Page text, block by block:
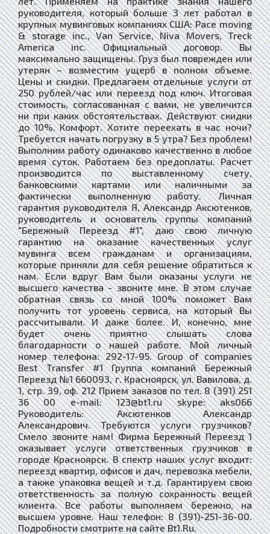
руководителя, который больше 3 лет работал в
крупных мувинговых компаниях США: Pace moving
& storage inc., Van Service, Niva Movers, Treck
America inc. Официальный договор. Вы
максимально защищены. Груз был поврежден или
утерян – возместим ущерб в полном объеме.
Цены и скидки. Предлагаем отдельные услуги от
250 рублей/час или переезд под ключ. Итоговая
стоимость, согласованная с вами, не увеличится
ни при каких обстоятельствах. Действуют скидки
до 10%. Комфорт. Хотите переехать в час ночи?
Требуется начать погрузку в 5 утра? Без проблем!
Выполним работу одинаково качественно в любое
время суток. Работаем без предоплаты. Расчет
производится по выставленному счету,
банковскими картами или наличными за
фактически выполненную работу. Личная
гарантия руководителя Я, Александр Аксютенков,
руководитель и основатель группы компаний
"Бережный Переезд #1", даю свою личную
гарантию на оказание качественных услуг
мувинга всем гражданам и организациям,
которые приняли для себя решение обратиться к
нам. Если вдруг Вам были оказаны услуги не
высшего качества - звоните мне. В этом случае
обратная связь со мной 100% поможет Вам
получить тот уровень сервиса, на который Вы
рассчитывали. И даже более. И, конечно, мне
будет очень приятно слышать слова
благодарности о нашей работе. Мой личный
номер телефона: 292-17-95. Group of companies
Best Transfer #1 Группа компаний Бережный
Переезд №1 660093, г. Красноярск, ул. Вавилова, д.
1, стр. 39, оф. 212 Прием заказов по тел. 8 (391) 251
36 00 e-mail: 123@bt1.ru skype: aks066
Руководитель: Аксютенков Александр
Александрович. Требуются услуги грузчиков?
Смело звоните нам! Фирма Бережный Переезд 1
оказывает услуги ответственных грузчиков в
городе Красноярск. В спектр наших услуг входит:
переезд квартир, офисов и дач, перевозка мебели,
а также упаковка вещей и т.д. Гарантируем свою
ответственность за полную сохранность вещей
клиента. Все работы выполняем бережно, на
высшем уровне. Наш телефон: 8 (391)-251-36-00.
Подробности смотрите на сайте Bt1.Ru.